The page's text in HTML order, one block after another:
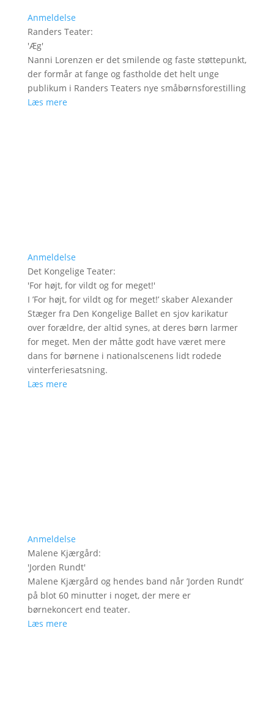
Anmeldelse
Randers Teater:
'Æg'
Nanni Lorenzen er det smilende og faste støttepunkt,
der formår at fange og fastholde det helt unge
publikum i Randers Teaters nye småbørnsforestilling
Læs mere
Anmeldelse
Det Kongelige Teater:
'For højt, for vildt og for meget!'
I ’For højt, for vildt og for meget!’ skaber Alexander
Stæger fra Den Kongelige Ballet en sjov karikatur
over forældre, der altid synes, at deres børn larmer
for meget. Men der måtte godt have været mere
dans for børnene i nationalscenens lidt rodede
vinterferiesatsning.
Læs mere
Anmeldelse
Malene Kjærgård:
'Jorden Rundt'
Malene Kjærgård og hendes band når ’Jorden Rundt’
på blot 60 minutter i noget, der mere er
børnekoncert end teater.
Læs mere